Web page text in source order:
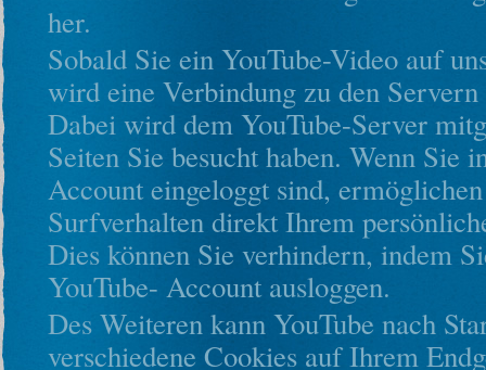
her.
Sobald Sie ein YouTube-Video auf
wird eine Verbindung zu den
Dabei wird dem YouTube-Server
Seiten Sie besucht haben. Wenn Sie
Account eingeloggt sind,
Surfverhalten direkt Ihrem
Dies können Sie verhindern, indem
YouTube- Account ausloggen.
Des Weiteren kann YouTube nach
verschiedene Cookies auf Ihrem